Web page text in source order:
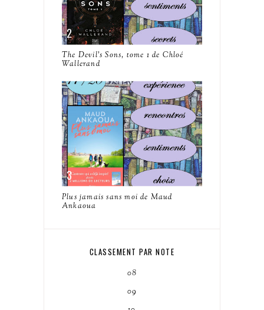
The Devil's Sons, tome 1 de Chloé
Wallerand
Plus jamais sans moi de Maud
Ankaoua
CLASSEMENT PAR NOTE
08
09